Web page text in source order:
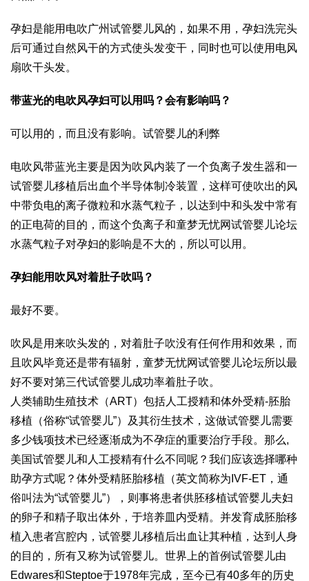
孕妇是能用电吹广州试管婴儿风的，如果不用，孕妇洗完头
后可通过自然风干的方式使头发变干，同时也可以使用电风
扇吹干头发。
带蓝光的电吹风孕妇可以用吗？会有影响吗？
可以用的，而且没有影响。 试管婴儿的利弊
电吹风带蓝光主要是因为吹风内装了一个负离子发生器和一
试管婴儿移植后出血个半导体制冷装置，这样可使吹出的风
中带负电的离子微粒和水蒸气粒子，以达到中和头发中常有
的正电荷的目的，而这个负离子和童梦无忧网试管婴儿论坛
水蒸气粒子对孕妇的影响是不大的，所以可以用。
孕妇能用吹风对着肚子吹吗？
最好不要。
吹风是用来吹头发的，对着肚子吹没有任何作用和效果，而
且吹风毕竟还是带有辐射， 童梦无忧网试管婴儿论坛所以最
好不要对第三代试管婴儿成功率着肚子吹。
人类辅助生殖技术（ART）包括人工授精和体外受精-胚胎
移植（俗称“试管婴儿”）及其衍生技术，这做试管婴儿需要
多少钱项技术已经逐渐成为不孕症的重要治疗手段。那么,
美国试管婴儿和人工授精有什么不同呢？我们应该选择哪种
助孕方式呢？体外受精胚胎移植（英文简称为IVF-ET，通
俗叫法为“试管婴儿”），则事将患者供胚移植试管婴儿夫妇
的卵子和精子取出体外，于培养皿内受精。并发育成胚胎移
植入患者宫腔内， 试管婴儿移植后出血让其种植，达到人身
的目的，所有又称为试管婴儿。世界上的首例试管婴儿由
Edwares和Steptoe于1978年完成，至今已有40多年的历史